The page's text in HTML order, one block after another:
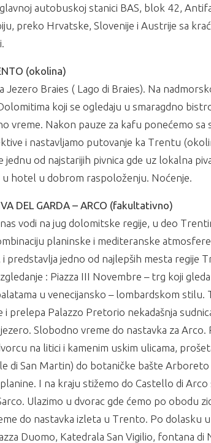
autobuskoj stanici BAS, blok 42,
preko Hrvatske, Slovenije i Austrije sa
(okolina)
Jezero Braies ( Lago di Braies). Na
koji se ogledaju u smaragdno
vreme. Nakon pauze za kafu ponećemo
i nastavljamo putovanje ka Trentu
od najstarijih pivnica gde uz lokalna
hotel u dobrom raspoloženju. Noćenje.
DEL GARDA – ARCO (fakultativno)
vodi na jug dolomitske regije, u deo
planinske i mediteranske
i predstavlja jedno od najlepših mesta regije
: Piazza III Novembre – trg koji
u venecijansko – lombardskom
prelepa Palazzo Pretorio nekadašnja
Slobodno vreme do nastavka za
na litici i kamenim uskim ulicama,
di San Martin) do botaničke bašte
I na kraju stižemo do Castello di
Ulazimo u dvorac gde ćemo po obodu
do nastavka izleta u Trento. Po dolasku
Duomo, Katedrala San Vigilio, fontana